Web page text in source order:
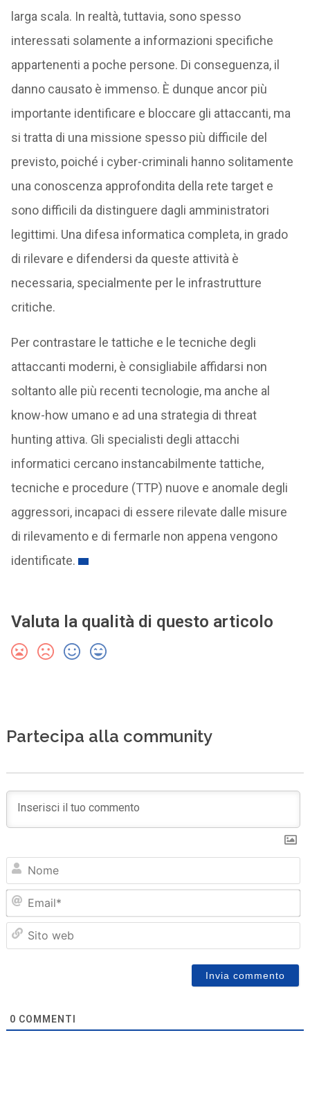
larga scala. In realtà, tuttavia, sono spesso
interessati solamente a informazioni specifiche
appartenenti a poche persone. Di conseguenza, il
danno causato è immenso. È dunque ancor più
importante identificare e bloccare gli attaccanti, ma
si tratta di una missione spesso più difficile del
previsto, poiché i cyber-criminali hanno solitamente
una conoscenza approfondita della rete target e
sono difficili da distinguere dagli amministratori
legittimi. Una difesa informatica completa, in grado
di rilevare e difendersi da queste attività è
necessaria, specialmente per le infrastrutture
critiche.
Per contrastare le tattiche e le tecniche degli
attaccanti moderni, è consigliabile affidarsi non
soltanto alle più recenti tecnologie, ma anche al
know-how umano e ad una strategia di threat
hunting attiva. Gli specialisti degli attacchi
informatici cercano instancabilmente tattiche,
tecniche e procedure (TTP) nuove e anomale degli
aggressori, incapaci di essere rilevate dalle misure
di rilevamento e di fermarle non appena vengono
identificate.
Valuta la qualità di questo articolo
Partecipa alla community
0 COMMENTI